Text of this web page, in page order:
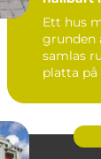
Ett hus
grunden
samlas
platta på